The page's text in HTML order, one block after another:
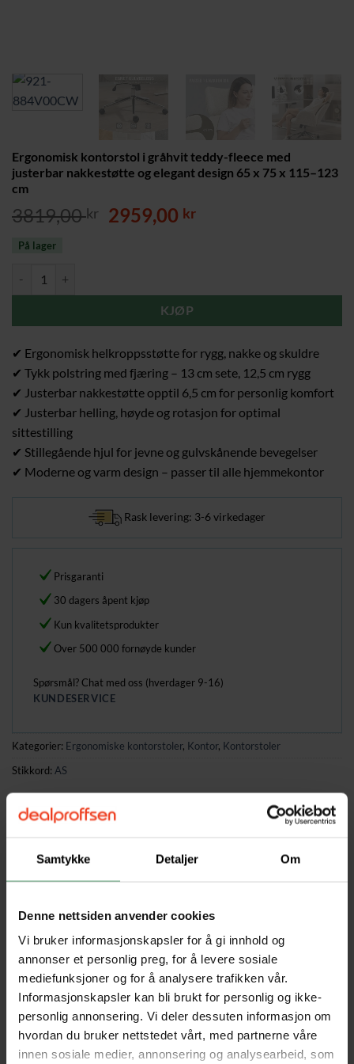
Samtykke Detaljer Om
Denne nettsiden anvender cookies
Vi bruker informasjonskapsler for å gi innhold og
annonser et personlig preg, for å levere sosiale
mediefunksjoner og for å analysere trafikken vår.
Informasjonskapsler kan bli brukt for personlig og ikke-
personlig annonsering. Vi deler dessuten informasjon om
hvordan du bruker nettstedet vårt, med partnerne våre
innen sosiale medier, annonsering og analysearbeid, som
Ergonomisk kontorstol i gråhvit teddy-fleece med
justerbar nakkestøtte og elegant design 65 x 75 x 115–123
cm
3819,00kr Opprinnelig
2959,00 krNåværende
På lager
KJØP
✔ Ergonomisk helkroppsstøtte for rygg, nakke og skuldre
✔ Tykk polstring med fjæring – 13 cm sete, 12,5 cm rygg
✔ Justerbar nakkestøtte opptil 6,5 cm for personlig komfort
✔ Justerbar helling, høyde og rotasjon for optimal
sittestilling
✔ Stillegående hjul for jevne og gulvskånende bevegelser
✔ Moderne og varm design – passer til alle hjemmekontor
Rask levering: 3-6 virkedager
Prisgaranti
30 dagers åpent kjøp
Kun kvalitetsprodukter
Over 500 000 fornøyde kunder
Spørsmål? Chat med oss (hverdager 9-16)
KUNDESERVICE
Kategorier: Ergonomiske kontorstoler, Kontor, Kontorstoler
Stikkord: AS
BESKRIVELSE
TILLEGGSINFORMASJON
✔ Ergonomisk utforming for full kroppsstøtte – rygg, nakke
og sete i buet design
✔ Ekstra tykk polstring – 13 cm sete og 12,5 cm rygg med
høydensitetsskum og fjærer
✔ Justerbar nakkestøtte – høydejusterbar opptil 6,5 cm for
redusert nakkebelastning